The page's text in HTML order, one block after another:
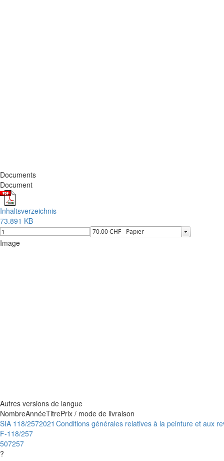
Documents
Document
Inhaltsverzeichnis
73.891 KB
Image
Autres versions de langue
NombreAnnéeTitrePrix / mode de livraison
SIA 118/257
F-118/257
507257
?
2021 Conditions générales relatives à la peinture et aux